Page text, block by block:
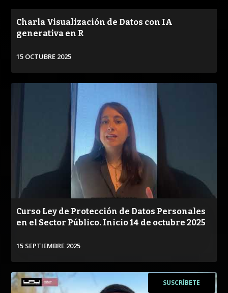
Charla Visualización de Datos con IA
generativa en R
15 OCTUBRE 2025
VER
Curso Ley de Protección de Datos Personales
en el Sector Público. Inicio 14 de octubre 2025
15 SEPTIEMBRE 2025
VER
SUSCRÍBETE